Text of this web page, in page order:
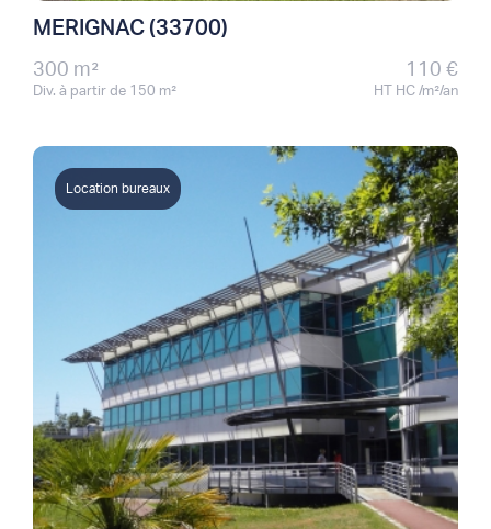
MERIGNAC (33700)
300 m²
Div. à partir de 150 m²
110 €
HT HC /m²/an
Location bureaux